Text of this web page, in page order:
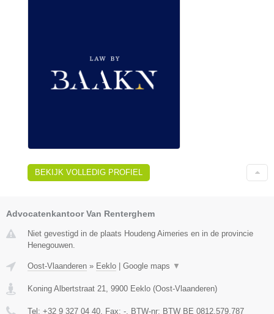
BEKIJK VOLLEDIG PROFIEL
Advocatenkantoor Van Renterghem
Niet gevestigd in de plaats Houdeng Aimeries en in de provincie
Henegouwen.
Oost-Vlaanderen » Eeklo Google maps ▼
Koning Albertstraat 21 9900 Eeklo (Oost-Vlaanderen)
Tel: +32 9 327 04 40 , Fax: - , BTW-nr: BTW BE 0812.579.787